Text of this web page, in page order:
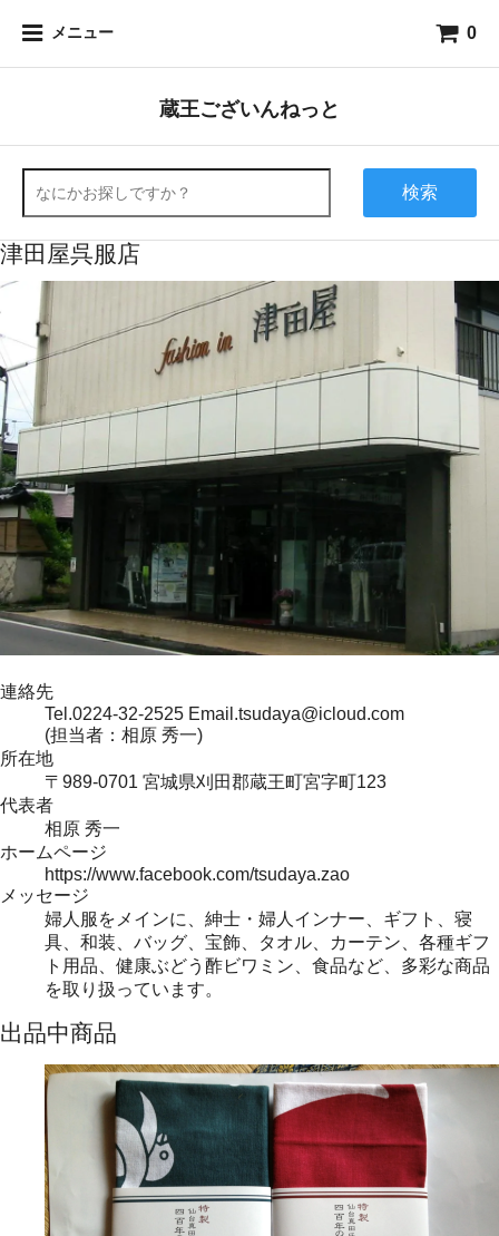
メニュー 0
蔵王ございんねっと
検索
津田屋呉服店
連絡先
Tel.0224-32-2525 Email.tsudaya@icloud.com
(担当者：相原 秀一)
所在地
〒989-0701 宮城県刈田郡蔵王町宮字町123
代表者
相原 秀一
ホームページ
https://www.facebook.com/tsudaya.zao
メッセージ
婦人服をメインに、紳士・婦人インナー、ギフト、寝
具、和装、バッグ、宝飾、タオル、カーテン、各種ギフ
ト用品、健康ぶどう酢ビワミン、食品など、多彩な商品
を取り扱っています。
出品中商品